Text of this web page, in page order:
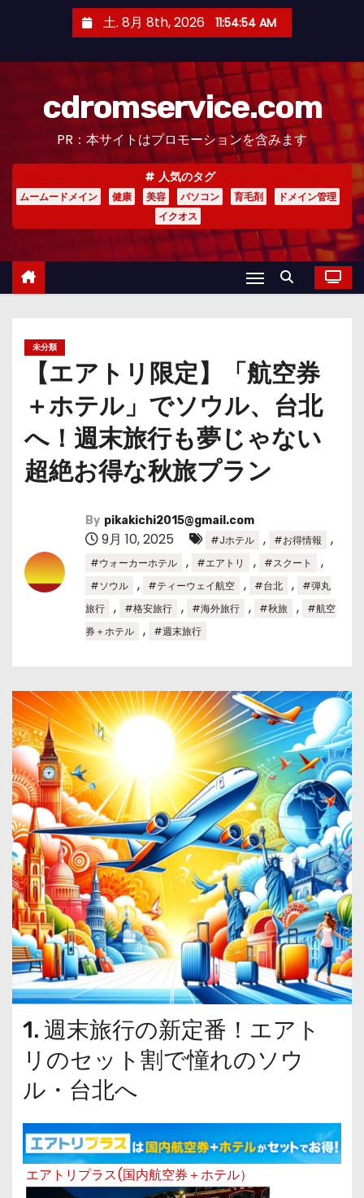
土. 8月 8th, 2026 11:54:55 AM
cdromservice.com
PR：本サイトはプロモーションを含みます
人気のタグ
ムームードメイン 健康 美容 パソコン 育毛剤
ドメイン管理
イクオス
未分類
【エアトリ限定】「航空券
＋ホテル」でソウル、台北
へ！週末旅行も夢じゃない
超絶お得な秋旅プラン
By pikakichi2015@gmail.com
9月 10, 2025 #Jホテル , #お得情報 ,
#ウォーカーホテル , #エアトリ , #スクート ,
#ソウル , #ティーウェイ航空 , #台北 ,
#弾丸
旅行
, #格安旅行 , #海外旅行 , #秋旅 ,
#航空
券＋ホテル
, #週末旅行
1. 週末旅行の新定番！エアト
リのセット割で憧れのソウ
ル・台北へ
エアトリプラス(国内航空券＋ホテル）